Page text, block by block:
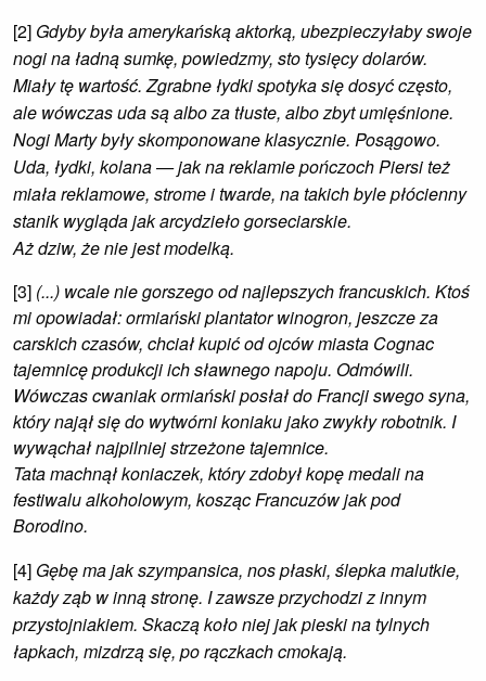
[2] Gdyby była amerykańską aktorką, ubezpieczyłaby swoje
nogi na ładną sumkę, powiedzmy, sto tysięcy dolarów.
Miały tę wartość. Zgrabne łydki spotyka się dosyć często,
ale wówczas uda są albo za tłuste, albo zbyt umięśnione.
Nogi Marty były skomponowane klasycznie. Posągowo.
Uda, łydki, kolana — jak na reklamie pończoch Piersi też
miała reklamowe, strome i twarde, na takich byle płócienny
stanik wygląda jak arcydzieło gorseciarskie.
Aż dziw, że nie jest modelką.
[3] (...) wcale nie gorszego od najlepszych francuskich. Ktoś
mi opowiadał: ormiański plantator winogron, jeszcze za
carskich czasów, chciał kupić od ojców miasta Cognac
tajemnicę produkcji ich sławnego napoju. Odmówili.
Wówczas cwaniak ormiański posłał do Francji swego syna,
który najął się do wytwórni koniaku jako zwykły robotnik. I
wywąchał najpilniej strzeżone tajemnice.
Tata machnął koniaczek, który zdobył kopę medali na
festiwalu alkoholowym, kosząc Francuzów jak pod
Borodino.
[4] Gębę ma jak szympansica, nos płaski, ślepka malutkie,
każdy ząb w inną stronę. I zawsze przychodzi z innym
przystojniakiem. Skaczą koło niej jak pieski na tylnych
łapkach, mizdrzą się, po rączkach cmokają.